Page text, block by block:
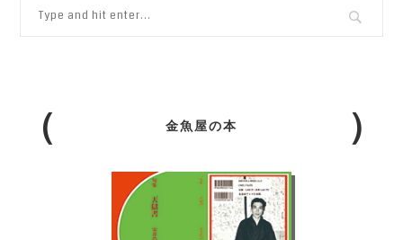
金魚屋の本